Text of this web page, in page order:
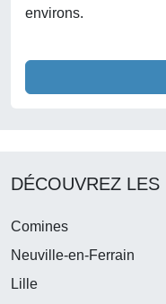
environs.
DÉCOUVREZ
Comines
Neuville-en-Ferrain
Lille